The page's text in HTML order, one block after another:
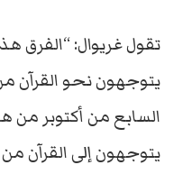
تقول غريوال: “الفرق
يتوجهون نحو
السابع من أكتوبر
يتوجهون إلى القرآن